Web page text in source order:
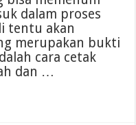
dalam proses
tentu akan
merupakan bukti
cara cetak
dan …